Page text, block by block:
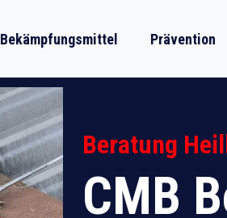
Bekämpfungsmittel Prävention
Beratung
CMB